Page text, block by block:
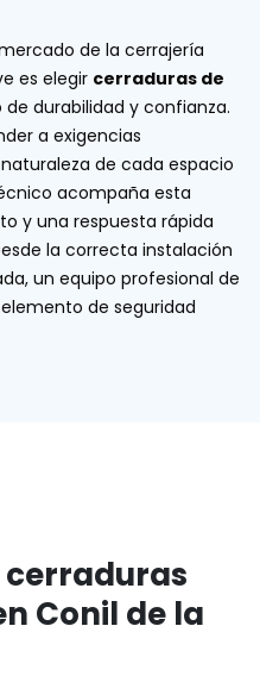
de la cerrajería
es elegir cerraduras de
durabilidad y confianza.
a exigencias
de cada espacio
acompaña esta
y una respuesta rápida
la correcta instalación
un equipo profesional de
de seguridad
Conil de la